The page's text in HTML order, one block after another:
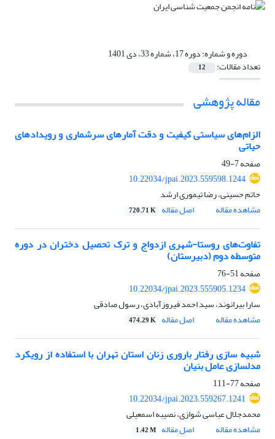
دوره و شماره:دوره 17، شماره 33، دی 1401
تعداد مقالات: 12
مقاله پژوهشی
الزام‌های سیاستی کیفیت و دقت آمار‌های سرشماری و رویدادهای
حیاتی
صفحه7-49
10.22034/jpai.2023.559598.1244
حاتم حسینی، رضا تیموری ارشد
مشاهده مقاله
اصل مقاله 720.71 K
تفاوت‌های روستا-شهری ازدواج و ترک تحصیل دختران در دوره
متوسطه دوم (دبیرستان)
صفحه51-76
10.22034/jpai.2023.555905.1234
سارا بیرانوند، سید احمد فیروزآبادی، رسول صادقی
مشاهده مقاله
اصل مقاله 474.29 K
شبیه سازی رفتار باروری زنان استان تهران با استفاده از رویکرد
مدلسازی عامل بنیان
صفحه77-111
10.22034/jpai.2023.559267.1241
محمدجلال عباسی شوازی، نصیبه اسمعیلی
مشاهده مقاله
اصل مقاله 1.42 M